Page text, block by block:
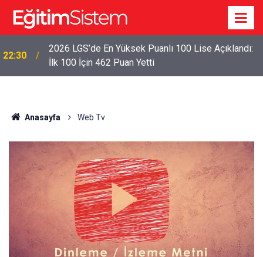
22:30
2026 LGS’de En Yüksek Puanlı 100 Lise Açıklandı:
İlk 100 İçin 462 Puan Yetti
Anasayfa Web Tv